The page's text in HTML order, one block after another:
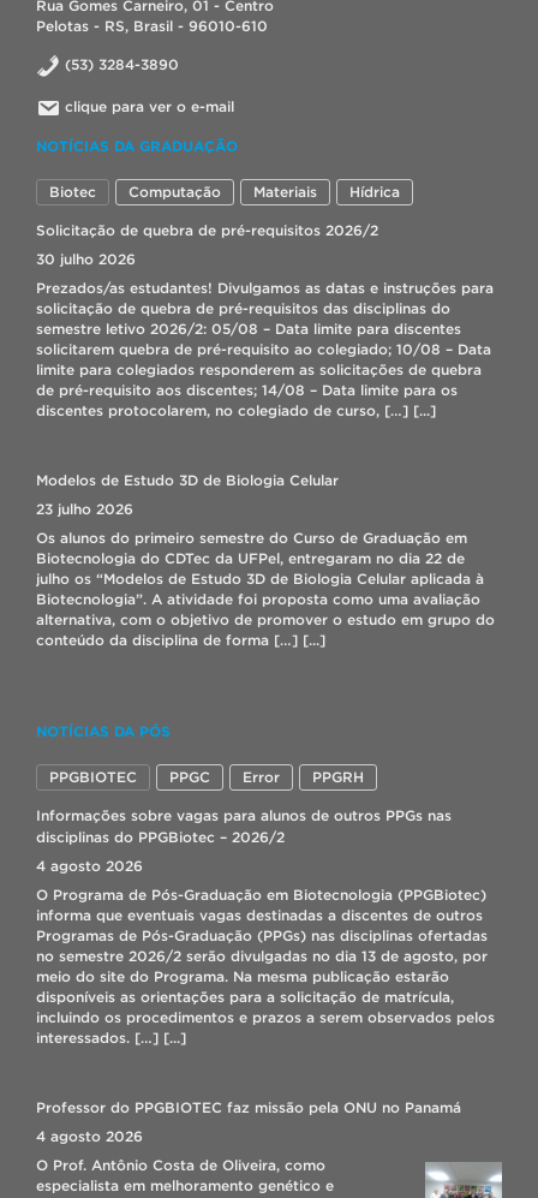
Rua Gomes Carneiro, 01 - Centro
Pelotas - RS, Brasil - 96010-610
(53) 3284-3890
clique para ver o e-mail
NOTÍCIAS DA GRADUAÇÃO
Biotec Computação Materiais Hídrica
Solicitação de quebra de pré-requisitos 2026/2
30 julho 2026
Prezados/as estudantes! Divulgamos as datas e instruções para
solicitação de quebra de pré-requisitos das disciplinas do
semestre letivo 2026/2: 05/08 – Data limite para discentes
solicitarem quebra de pré-requisito ao colegiado; 10/08 – Data
limite para colegiados responderem as solicitações de quebra
de pré-requisito aos discentes; 14/08 – Data limite para os
discentes protocolarem, no colegiado de curso, […] [...]
Modelos de Estudo 3D de Biologia Celular
23 julho 2026
Os alunos do primeiro semestre do Curso de Graduação em
Biotecnologia do CDTec da UFPel, entregaram no dia 22 de
julho os “Modelos de Estudo 3D de Biologia Celular aplicada à
Biotecnologia”. A atividade foi proposta como uma avaliação
alternativa, com o objetivo de promover o estudo em grupo do
conteúdo da disciplina de forma […] [...]
17 julho 2026
Seleção de IC com bolsa – INNOVASCHEM
7 julho 2026
Link para inscrição: AQUI
ORIENTAÇÕES PARA REMATRÍCULA 2026/2
4 agosto 2026
Orientações para a solicitação de rematrícula do semestre letivo
2026/2: – O período de solicitação de rematrícula on-
line acontece de 05 a 06/08/26, através do sistema Cobalto no
menu: “Aluno – Cadastros – Solicitação de matrícula”. – A
[...]
NOTÍCIAS DA PÓS
PPGBIOTEC PPGC Error PPGRH
Informações sobre vagas para alunos de outros PPGs nas
disciplinas do PPGBiotec – 2026/2
4 agosto 2026
O Programa de Pós-Graduação em Biotecnologia (PPGBiotec)
informa que eventuais vagas destinadas a discentes de outros
Programas de Pós-Graduação (PPGs) nas disciplinas ofertadas
no semestre 2026/2 serão divulgadas no dia 13 de agosto, por
meio do site do Programa. Na mesma publicação estarão
disponíveis as orientações para a solicitação de matrícula,
incluindo os procedimentos e prazos a serem observados pelos
interessados. […] [...]
Professor do PPGBIOTEC faz missão pela ONU no Panamá
4 agosto 2026
O Prof. Antônio Costa de Oliveira, como
especialista em melhoramento genético e